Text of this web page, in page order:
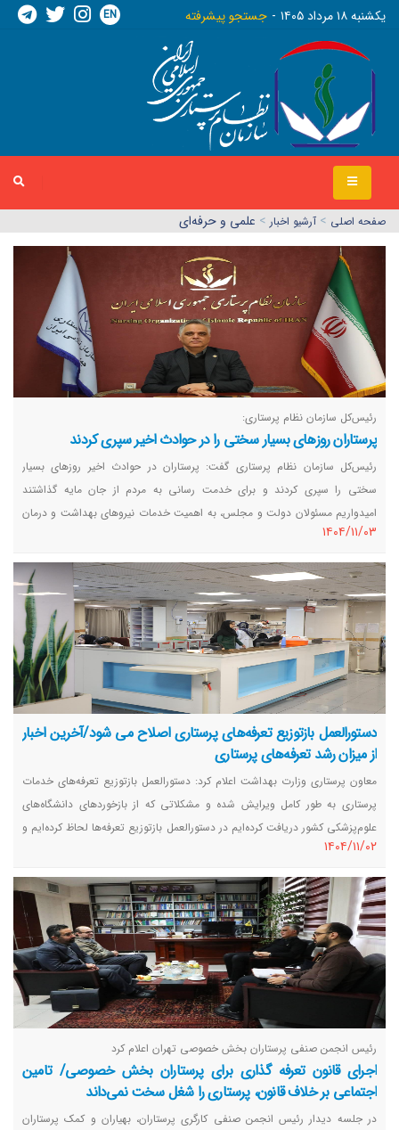
يکشنبه ١٨ مرداد ١٤٠٥ جستجو پیشرفته EN
صفحه اصلي > آرشیو اخبار > علمی و حرفه‌ای
رئیس‌کل سازمان نظام پرستاری:
پرستاران روزهای بسیار سختی را در حوادث اخیر سپری کردند
رئیس‌کل سازمان نظام پرستاری گفت: پرستاران در حوادث اخیر روزهای بسیار
سختی را سپری کردند و برای خدمت رسانی به مردم از جان مایه گذاشتند
امیدواریم مسئولان دولت و مجلس، به اهمیت خدمات نیروهای بهداشت و درمان
کشور توجه کنند.
١٤٠٤/١١/٠٣
دستورالعمل بازتوزیع تعرفه‌های پرستاری اصلاح می شود/آخرین اخبار
از میزان رشد تعرفه‌های پرستاری
معاون پرستاری وزارت بهداشت اعلام کرد: دستورالعمل بازتوزیع تعرفه‌های خدمات
پرستاری به طور کامل ویرایش شده و مشکلاتی که از بازخوردهای دانشگاه‌های
علوم‌پزشکی کشور دریافت کرده‌ایم در دستورالعمل بازتوزیع تعرفه‌ها لحاظ کرده‌ایم و
طی چند روز آینده دستورالعمل جدید را به دانشگاه‌های علوم‌پزشکی کشور ابلاغ
می‌کنیم.
١٤٠٤/١١/٠٢
رئیس انجمن صنفی پرستاران بخش خصوصی تهران اعلام کرد
اجرای قانون تعرفه گذاری برای پرستاران بخش خصوصی/ تامین
اجتماعی بر خلاف قانون، پرستاری را شغل سخت نمی‌داند
در جلسه دیدار رئیس انجمن صنفی کارگری پرستاران، بهیاران و کمک پرستاران